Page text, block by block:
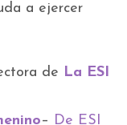
a ejercer
de La ESI
– De ESI